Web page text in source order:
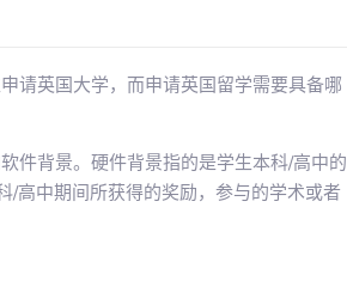
请英国大学，而申请英国留学需要具备哪
件背景。硬件背景指的是学生本科/高中的
/高中期间所获得的奖励，参与的学术或者